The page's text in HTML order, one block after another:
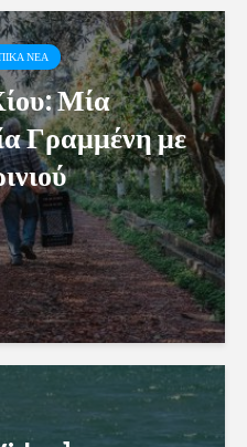
ΝΕΑ
Μία
Γραμμένη με